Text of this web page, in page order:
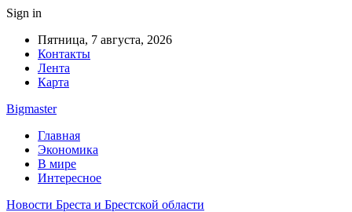
Sign in
Пятница, 7 августа, 2026
Контакты
Лента
Карта
Bigmaster
Главная
Экономика
В мире
Интересное
Новости Бреста и Брестской области